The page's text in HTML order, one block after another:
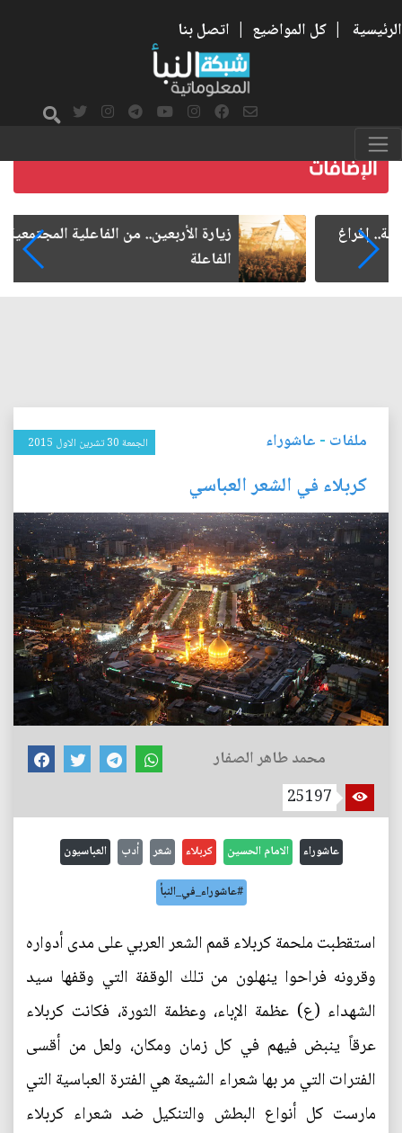
الرئيسية | كل المواضيع | اتصل بنا
زيارة الأربعين.. من الفاعلية المجتمعية إلى المواطنة
الفاعلة
ملفات - عاشوراء الجمعة 30 تشرين الاول 2015
كربلاء في الشعر العباسي
محمد طاهر الصفار
25197
عاشوراء الامام الحسين كربلاء شعر أدب العباسيون
#عاشوراء_في_النبأ
استقطبت ملحمة كربلاء قمم الشعر العربي على مدى أدواره
وقرونه فراحوا ينهلون من تلك الوقفة التي وقفها سيد
الشهداء (ع) عظمة الإباء، وعظمة الثورة، فكانت كربلاء
عرقاً ينبض فيهم في كل زمان ومكان، ولعل من أقسى
الفترات التي مر بها شعراء الشيعة هي الفترة العباسية التي
مارست كل أنواع البطش والتنكيل ضد شعراء كربلاء